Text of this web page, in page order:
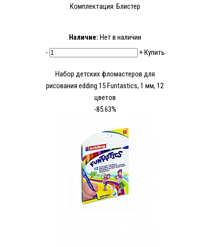
Комплектация: Блистер
Наличие: Нет в наличии
-
+Купить
Набор детских фломастеров для
рисования edding 15 Funtastics, 1 мм, 12
цветов
-85.63%